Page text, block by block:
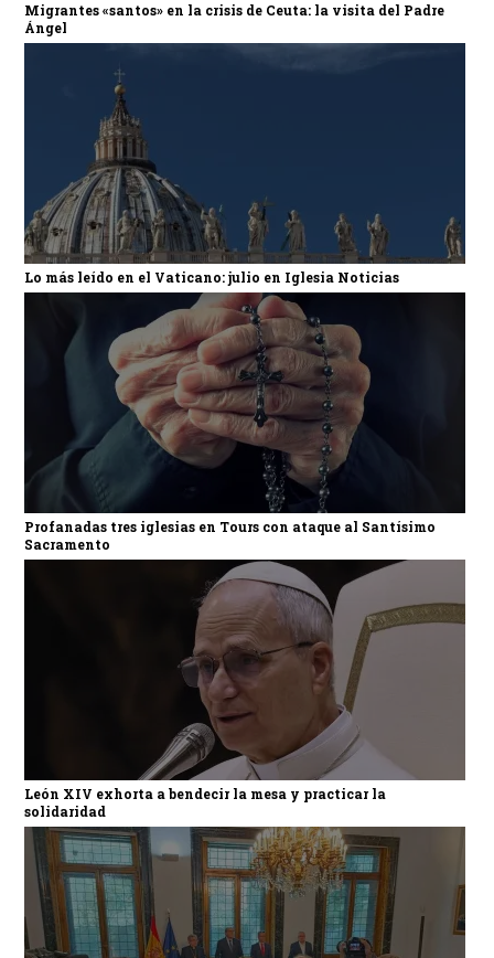
Migrantes «santos» en la crisis de Ceuta: la visita del Padre
Ángel
Lo más leído en el Vaticano: julio en Iglesia Noticias
Profanadas tres iglesias en Tours con ataque al Santísimo
Sacramento
León XIV exhorta a bendecir la mesa y practicar la
solidaridad